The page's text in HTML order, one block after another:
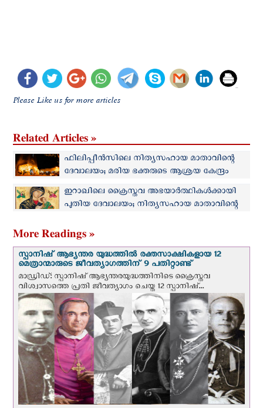
Please Like us for more articles
Related Articles »
ഫിലിപ്പീന്‍സിലെ നിത്യസഹായ മാതാവിന്റെ
ദേവാലയം; മരിയ ഭക്തരുടെ ആശ്രയ കേന്ദ്രം
ഇറാഖിലെ ക്രൈസ്തവ അഭയാര്‍ത്ഥികള്‍ക്കായി
പുതിയ ദേവാലയം; നിത്യസഹായ മാതാവിന്റെ
More Readings »
സ്പാനിഷ് ആഭ്യന്തര യുദ്ധത്തില്‍ രക്തസാക്ഷികളായ 12
മെത്രാന്മാരുടെ ജീവത്യാഗത്തിന് 9 പതിറ്റാണ്ട്
മാഡ്രിഡ്: സ്പാനിഷ് ആഭ്യന്തരയുദ്ധത്തിനിടെ ക്രൈസ്തവ
വിശ്വാസത്തെ പ്രതി ജീവത്യാഗം ചെയ്ത 12 സ്പാനിഷ്...